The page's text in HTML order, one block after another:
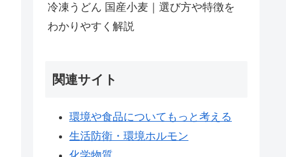
冷凍うどん 国産小麦｜選び方や特徴を
わかりやすく解説
関連サイト
環境や食品についてもっと考える
生活防衛・環境ホルモン